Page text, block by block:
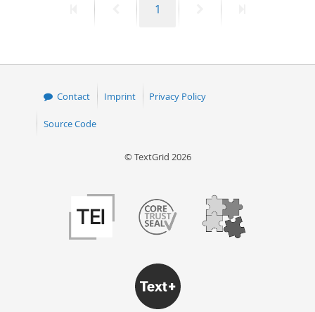
PreviousPage
1
Contact Imprint Privacy Policy
Source Code
© TextGrid 2026